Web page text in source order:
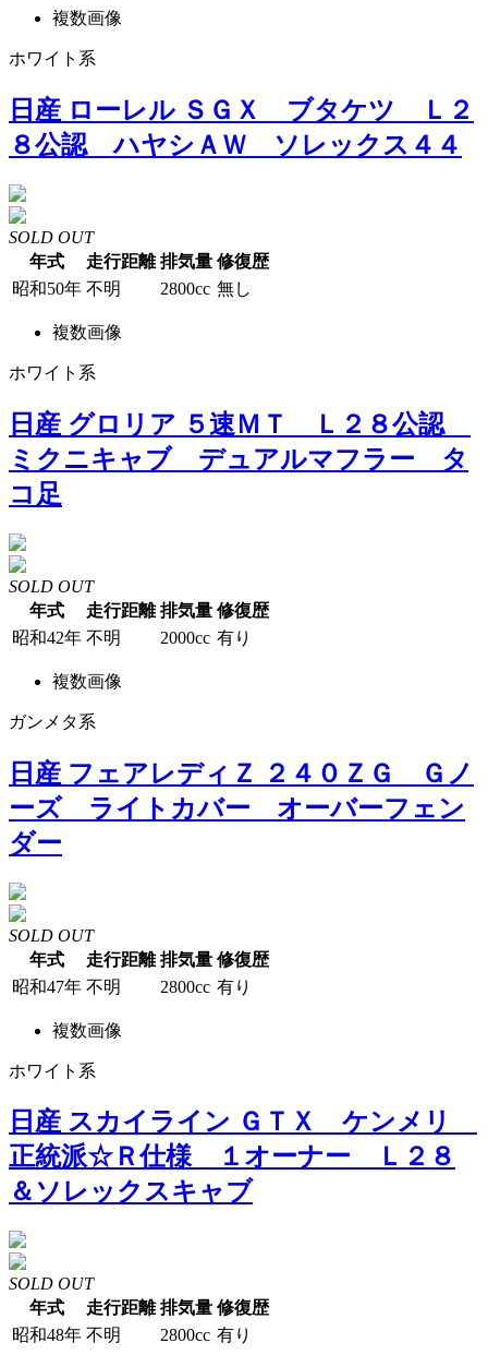
複数画像
ホワイト系
日産 ローレル ＳＧＸ ブタケツ Ｌ２
８公認 ハヤシＡＷ ソレックス４４
SOLD OUT
年式
走行距離 排気量 修復歴
昭和50年 不明 2800cc 無し
複数画像
ホワイト系
日産 グロリア ５速ＭＴ Ｌ２８公認
ミクニキャブ デュアルマフラー タ
コ足
SOLD OUT
年式
走行距離 排気量 修復歴
昭和42年 不明 2000cc 有り
複数画像
ガンメタ系
日産 フェアレディＺ ２４０ＺＧ Ｇノ
ーズ ライトカバー オーバーフェン
ダー
SOLD OUT
年式
走行距離 排気量 修復歴
昭和47年 不明 2800cc 有り
複数画像
ホワイト系
日産 スカイライン ＧＴＸ ケンメリ
正統派☆Ｒ仕様 １オーナー Ｌ２８
＆ソレックスキャブ
SOLD OUT
年式
走行距離 排気量 修復歴
昭和48年 不明 2800cc 有り